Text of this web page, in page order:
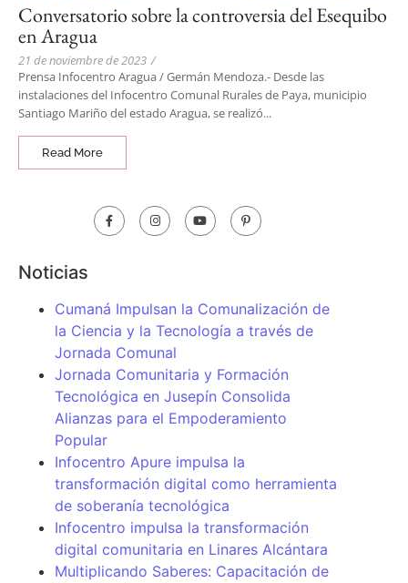
Conversatorio sobre la controversia del Esequibo
en Aragua
21 de noviembre de 2023 /
Prensa Infocentro Aragua / Germán Mendoza.- Desde las
instalaciones del Infocentro Comunal Rurales de Paya, municipio
Santiago Mariño del estado Aragua, se realizó...
Read More
Noticias
Cumaná Impulsan la Comunalización de
la Ciencia y la Tecnología a través de
Jornada Comunal
Jornada Comunitaria y Formación
Tecnológica en Jusepín Consolida
Alianzas para el Empoderamiento
Popular
Infocentro Apure impulsa la
transformación digital como herramienta
de soberanía tecnológica
Infocentro impulsa la transformación
digital comunitaria en Linares Alcántara
Multiplicando Saberes: Capacitación de